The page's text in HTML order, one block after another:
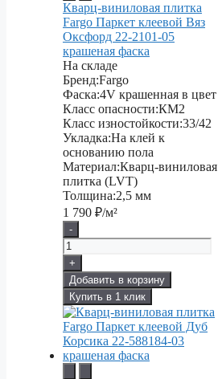
Кварц-виниловая плитка
Fargo Паркет клеевой Вяз
Оксфорд 22-2101-05
крашеная фаска
На складе
Бренд:Fargo
Фаска:4V крашенная в цвет
Класс опасности:КМ2
Класс изностойкости:33/42
Укладка:На клей к
основанию пола
Материал:Кварц-виниловая
плитка (LVT)
Толщина:2,5 мм
1 790 ₽/м²
-
+
Добавить в корзину
Купить в 1 клик